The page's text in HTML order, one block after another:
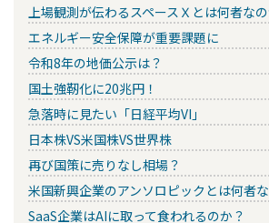
上場観測が伝わるスペースＸとは何者な
エネルギー安全保障が重要課題に
令和8年の地価公示は？
国土強靭化に20兆円！
急落時に見たい「日経平均VI」
日本株VS米国株VS世界株
再び国策に売りなし相場？
米国新興企業のアンソロピックとは何者
SaaS企業はAIに取って食われるのか？